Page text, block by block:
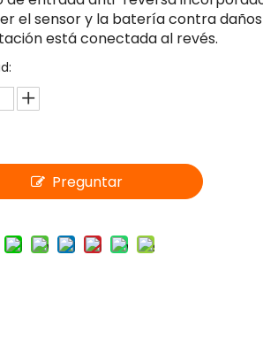
el sensor y la batería contra
está conectada al revés.
Preguntar